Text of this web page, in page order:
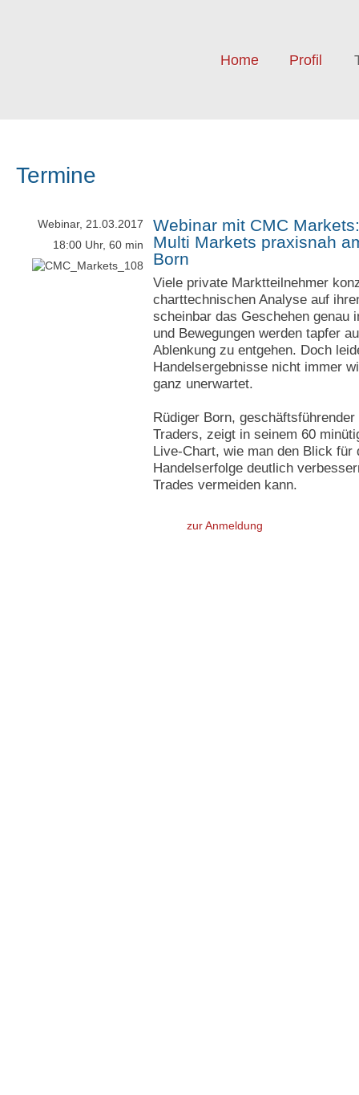
Home Profil
Termine
Webinar, 21.03.2017
18:00 Uhr, 60 min
Webinar mit CMC
Multi Markets praxisnah
Born
Viele private Marktteilnehmer
charttechnischen Analyse auf
scheinbar das Geschehen genau
und Bewegungen werden tapfer
Ablenkung zu entgehen. Doch
Handelsergebnisse nicht immer
ganz unerwartet.
Rüdiger Born,
Traders, zeigt in seinem 60
Live-Chart, wie man den Blick für
Handelserfolge deutlich
Trades vermeiden kann.
zur Anmeldung